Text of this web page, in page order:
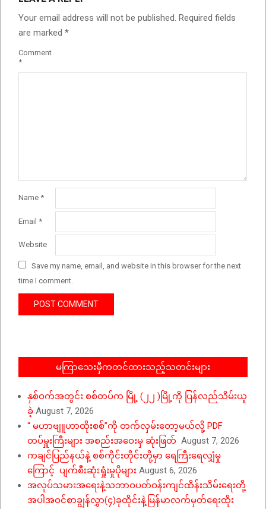
Your email address will not be published. Required fields
are marked *
Comment
*
Name *
Email *
Website
Save my name, email, and website in this browser for the next
time I comment.
မကြာသေးမှီကတင်ထားသည့်သတင်းများ
နှစ်ဝက်အတွင်း စစ်တပ်က မြို့ (၂၂ )မြို့ကို ပြန်လည်သိမ်းယူ
ခဲ့ August 7, 2026
“ မဟာဗျူဟာထိုးစစ်”ကို တက်လှမ်းတော့မယ်လို့ PDF
တပ်မှူးကြီးများ အစည်းအဝေးမှ ဆုံးဖြတ် August 7, 2026
ကချင်ပြည်နယ်နဲ့ စစ်ကိုင်းတိုင်းတို့မှာ ရေကြီးရေလျှံမှု
ကြောင့် ပျက်စီးဆုံးရှုံးမှုပိုများ August 6, 2026
အလုပ်သမားအရေးနဲ့သဘာဝပတ်ဝန်းကျင်ထိန်းသိမ်းရေးတို့
အပါအဝင်စာချွန်လွှာ(၄)ခုထိုင်းနဲ့မြန်မာလက်မှတ်ရေးထိုး